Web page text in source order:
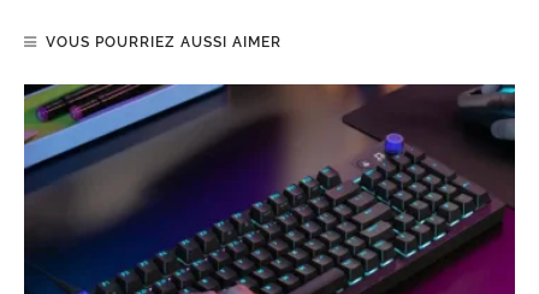
VOUS POURRIEZ AUSSI AIMER